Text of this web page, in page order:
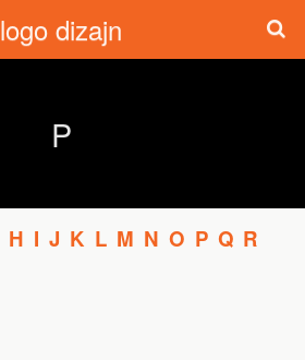
logo dizajn
P
H I J K L M N O P Q R